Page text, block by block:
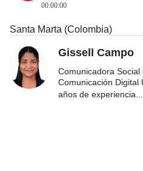
00:00:00
Santa Marta (Colombia)
Gissell Campo
Comunicadora
Comunicación Digital
años de experiencia